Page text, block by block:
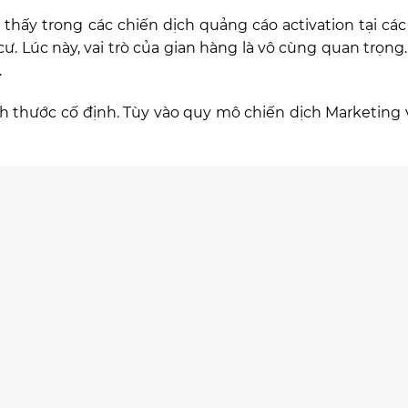
trong các chiến dịch quảng cáo activation tại
Lúc này, vai trò của gian hàng là vô cùng quan
cố định. Tùy vào quy mô chiến dịch Marketing